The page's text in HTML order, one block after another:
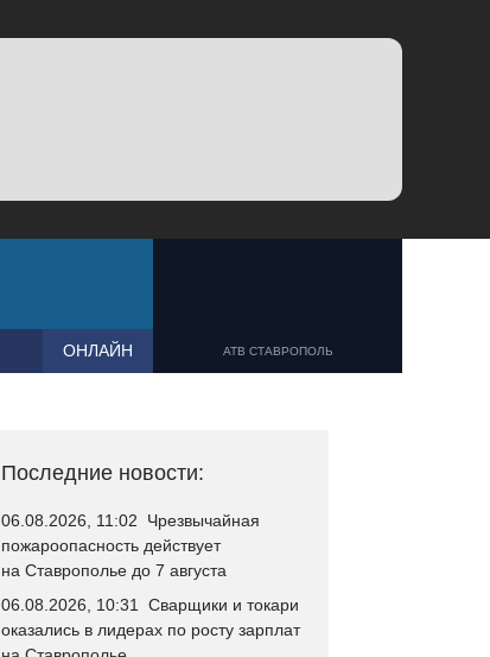
ОНЛАЙН АТВ СТАВРОПОЛЬ
Последние новости:
06.08.2026, 11:02
Чрезвычайная
пожароопасность действует
на Ставрополье до 7 августа
06.08.2026, 10:31 Сварщики и токари
оказались в лидерах по росту зарплат